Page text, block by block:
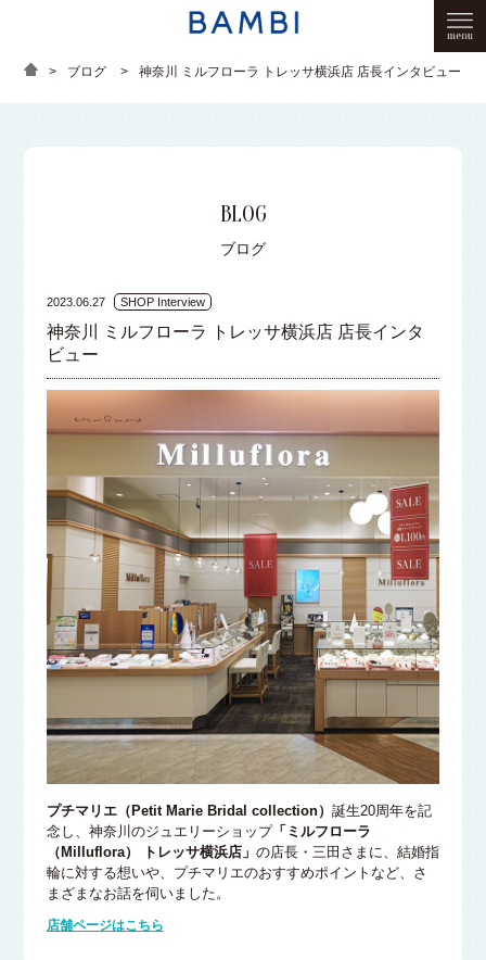
> ブログ > 神奈川 ミルフローラ トレッサ横浜店 店長インタビュー
BLOG
ブログ
2023.06.27 SHOP Interview
神奈川 ミルフローラ トレッサ横浜店 店長インタ
ビュー
プチマリエ（Petit Marie Bridal collection） 誕生20周年を記
念し、神奈川のジュエリーショップ「ミルフローラ
（Milluflora） トレッサ横浜店」 の店長・三田さまに、結婚指
輪に対する想いや、プチマリエのおすすめポイントなど、さ
まざまなお話を伺いました。
店舗ページはこちら